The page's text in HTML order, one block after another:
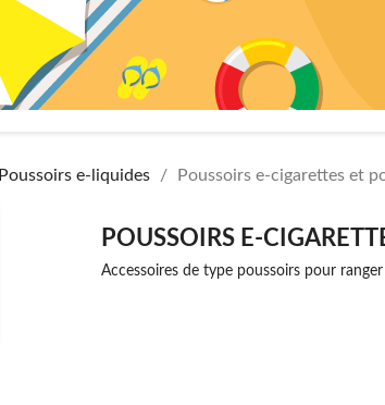
Poussoirs e-liquides Poussoirs e-cigarettes et
POUSSOIRS E-
Accessoires de type poussoirs pour